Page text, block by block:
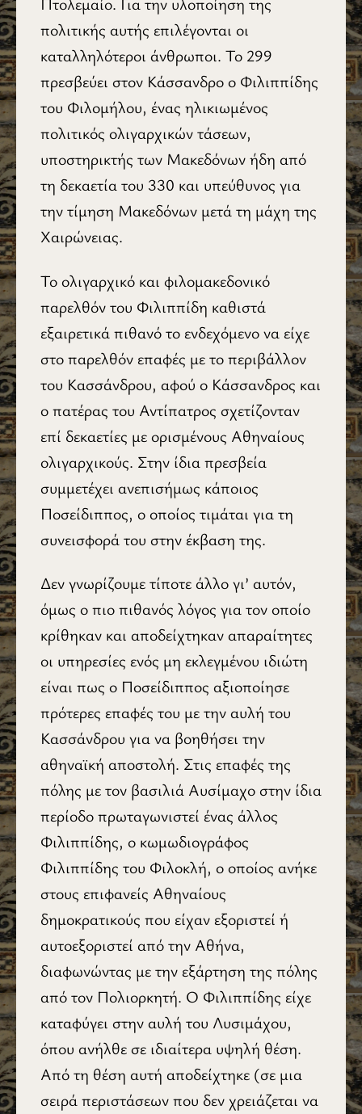
πολιτικής αυτής επιλέγονται οι
καταλληλότεροι άνθρωποι. Το 299
πρεσβεύει στον Κάσσανδρο ο Φιλιππίδης
του Φιλομήλου, ένας ηλικιωμένος
πολιτικός ολιγαρχικών τάσεων,
υποστηρικτής των Μακεδόνων ήδη από
τη δεκαετία του 330 και υπεύθυνος για
την τίμηση Μακεδόνων μετά τη μάχη της
Χαιρώνειας.
Το ολιγαρχικό και φιλομακεδονικό
παρελθόν του Φιλιππίδη καθιστά
εξαιρετικά πιθανό το ενδεχόμενο να είχε
στο παρελθόν επαφές με το περιβάλλον
του Κασσάνδρου, αφού ο Κάσσανδρος και
ο πατέρας του Αντίπατρος σχετίζονταν
επί δεκαετίες με ορισμένους Αθηναίους
ολιγαρχικούς. Στην ίδια πρεσβεία
συμμετέχει ανεπισήμως κάποιος
Ποσείδιππος, ο οποίος τιμάται για τη
συνεισφορά του στην έκβαση της.
Δεν γνωρίζουμε τίποτε άλλο γι’ αυτόν,
όμως ο πιο πιθανός λόγος για τον οποίο
κρίθηκαν και αποδείχτηκαν απαραίτητες
οι υπηρεσίες ενός μη εκλεγμένου ιδιώτη
είναι πως ο Ποσείδιππος αξιοποίησε
πρότερες επαφές του με την αυλή του
Κασσάνδρου για να βοηθήσει την
αθηναϊκή αποστολή. Στις επαφές της
πόλης με τον βασιλιά Αυσίμαχο στην ίδια
περίοδο πρωταγωνιστεί ένας άλλος
Φιλιππίδης, ο κωμωδιογράφος
Φιλιππίδης του Φιλοκλή, ο οποίος ανήκε
στους επιφανείς Αθηναίους
δημοκρατικούς που είχαν εξοριστεί ή
αυτοεξοριστεί από την Αθήνα,
διαφωνώντας με την εξάρτηση της πόλης
από τον Πολιορκητή. Ο Φιλιππίδης είχε
καταφύγει στην αυλή του Λυσιμάχου,
όπου ανήλθε σε ιδιαίτερα υψηλή θέση.
Από τη θέση αυτή αποδείχτηκε (σε μια
σειρά περιστάσεων που δεν χρειάζεται να